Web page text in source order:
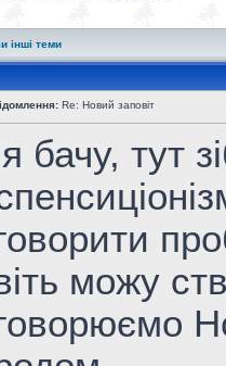
інші теми
Re: Новий заповіт
бачу, тут
можу